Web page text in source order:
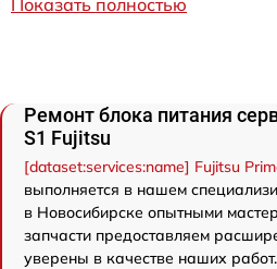
Показать полностью
Ремонт блока питания
S1 Fujitsu
[dataset:services:name] Fujitsu
выполняется в нашем
в Новосибирске опытными
запчасти предоставляем
уверены в качестве наших